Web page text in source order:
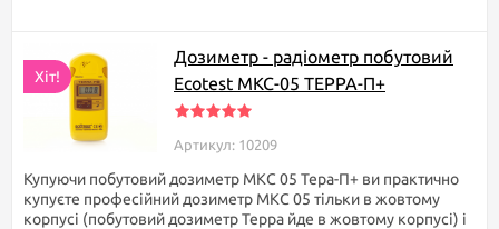
Хіт!
Дозиметр - радіометр побутовий
Ecotest МКС-05 TEPPA-П+
Артикул: 10209
Купуючи побутовий дозиметр МКС 05 Тера-П+ ви практично
купуєте професійний дозиметр МКС 05 тільки в жовтому
корпусі (побутовий дозиметр Терра йде в жовтому корпусі) і